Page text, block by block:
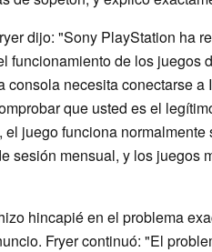
dijo: "Sony PlayStation ha
funcionamiento de los juegos
consola necesita conectarse
que usted es el
el juego funciona
sesión mensual, y los juegos
hincapié en el problema
Fryer continuó: "El